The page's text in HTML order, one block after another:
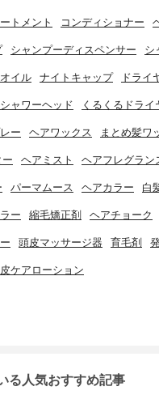
トメント コンディショナー
シャンプーディスペンサー シ
イル ナイトキャップ ドライ
シャワーヘッド くるくるドライ
ー ヘアワックス まとめ髪ワ
ヘアミスト ヘアフレグラン
パーマムース ヘアカラー 白
ー 縮毛矯正剤 ヘアチョーク
頭皮マッサージ器 育毛剤
ケアローション
る人気おすすめ記事